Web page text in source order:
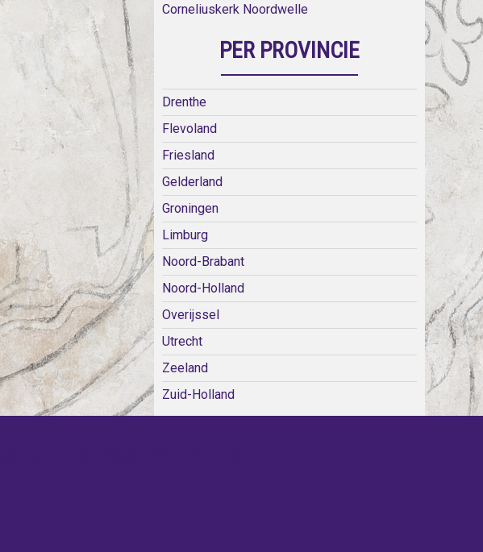
Corneliuskerk Noordwelle
PER PROVINCIE
Drenthe
Flevoland
Friesland
Gelderland
Groningen
Limburg
Noord-Brabant
Noord-Holland
Overijssel
Utrecht
Zeeland
Zuid-Holland